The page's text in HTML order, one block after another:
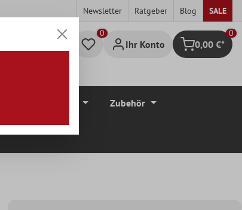
Newsletter Ratgeber Blog SALE
Ihr Konto Warenkorb
0
0,00 €*
Zubehör